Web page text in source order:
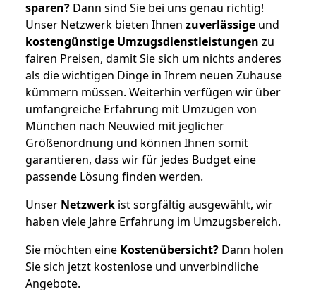
sparen? Dann sind Sie bei uns genau richtig!
Unser Netzwerk bieten Ihnen zuverlässige und
kostengünstige Umzugsdienstleistungen zu
fairen Preisen, damit Sie sich um nichts anderes
als die wichtigen Dinge in Ihrem neuen Zuhause
kümmern müssen. Weiterhin verfügen wir über
umfangreiche Erfahrung mit Umzügen von
München nach Neuwied mit jeglicher
Größenordnung und können Ihnen somit
garantieren, dass wir für jedes Budget eine
passende Lösung finden werden.
Unser Netzwerk ist sorgfältig ausgewählt, wir
haben viele Jahre Erfahrung im Umzugsbereich.
Sie möchten eine Kostenübersicht? Dann holen
Sie sich jetzt kostenlose und unverbindliche
Angebote.